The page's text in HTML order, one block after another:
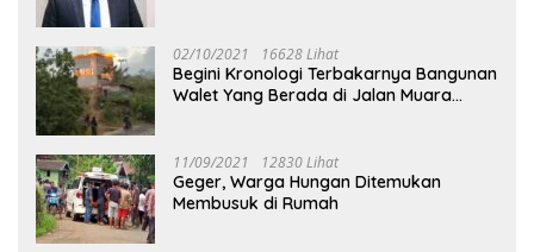
02/10/2021 16628 Lihat
Begini Kronologi Terbakarnya Bangunan
Walet Yang Berada di Jalan Muara
11/09/2021 12830 Lihat
Geger, Warga Hungan Ditemukan
Membusuk di Rumah